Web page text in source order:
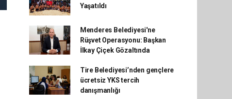
Yaşatıldı
Menderes Belediyesi'ne
Rüşvet Operasyonu: Başkan
İlkay Çiçek Gözaltında
Tire Belediyesi’nden gençlere
ücretsiz YKS tercih
danışmanlığı